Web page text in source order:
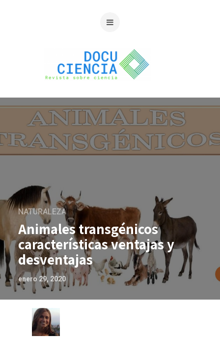
NATURALEZA
Animales transgénicos
características ventajas y
desventajas
enero 29, 2020